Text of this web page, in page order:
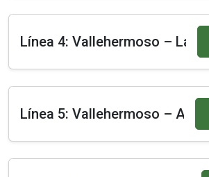
Línea 4: Vallehermoso – La
Línea 5: Vallehermoso –